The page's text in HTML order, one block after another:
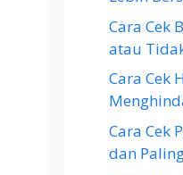
Cara Cek
atau
Cara Cek
Cara Cek
dan